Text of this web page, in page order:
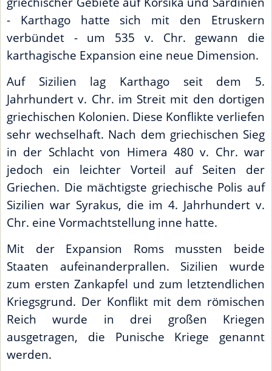
- Karthago hatte sich mit den Etruskern
verbündet - um 535 v. Chr. gewann die
karthagische Expansion eine neue Dimension.
Auf Sizilien lag Karthago seit dem 5.
Jahrhundert v. Chr. im Streit mit den dortigen
griechischen Kolonien. Diese Konflikte verliefen
sehr wechselhaft. Nach dem griechischen Sieg
in der Schlacht von Himera 480 v. Chr. war
jedoch ein leichter Vorteil auf Seiten der
Griechen. Die mächtigste griechische Polis auf
Sizilien war Syrakus, die im 4. Jahrhundert v.
Chr. eine Vormachtstellung inne hatte.
Mit der Expansion Roms mussten beide
Staaten aufeinanderprallen. Sizilien wurde
zum ersten Zankapfel und zum letztendlichen
Kriegsgrund. Der Konflikt mit dem römischen
Reich wurde in drei großen Kriegen
ausgetragen, die Punische Kriege genannt
werden.